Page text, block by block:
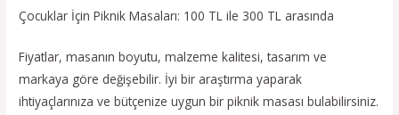
Çocuklar İçin Piknik Masaları: 100 TL ile 300 TL arasında
Fiyatlar, masanın boyutu, malzeme kalitesi, tasarım ve
markaya göre değişebilir. İyi bir araştırma yaparak
ihtiyaçlarınıza ve bütçenize uygun bir piknik masası bulabilirsiniz.